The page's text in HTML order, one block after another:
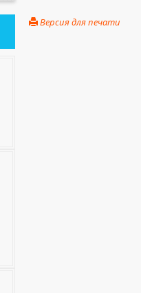
Версия для печати